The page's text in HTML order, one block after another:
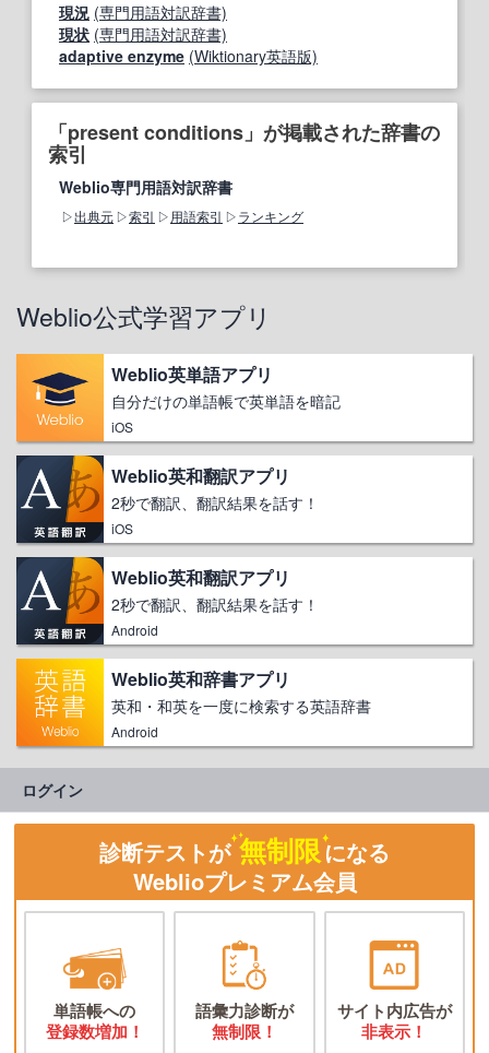
現況 (専門用語対訳辞書)
現状 (専門用語対訳辞書)
adaptive enzyme (Wiktionary英語版)
「present conditions」が掲載された辞書の
索引
Weblio専門用語対訳辞書
出典元 索引 用語索引 ランキング
Weblio公式学習アプリ
Weblio英単語アプリ
自分だけの単語帳で英単語を暗記
iOS
Weblio英和翻訳アプリ
2秒で翻訳、翻訳結果を話す！
iOS
Weblio英和翻訳アプリ
2秒で翻訳、翻訳結果を話す！
Android
Weblio英和辞書アプリ
英和・和英を一度に検索する英語辞書
Android
ログイン
診断テストが 無制限になる
Weblioプレミアム会員
単語帳への
登録数増加！
語彙力診断が
無制限！
サイト内広告が
非表示！